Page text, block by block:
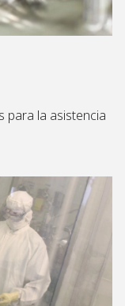
para la asistencia